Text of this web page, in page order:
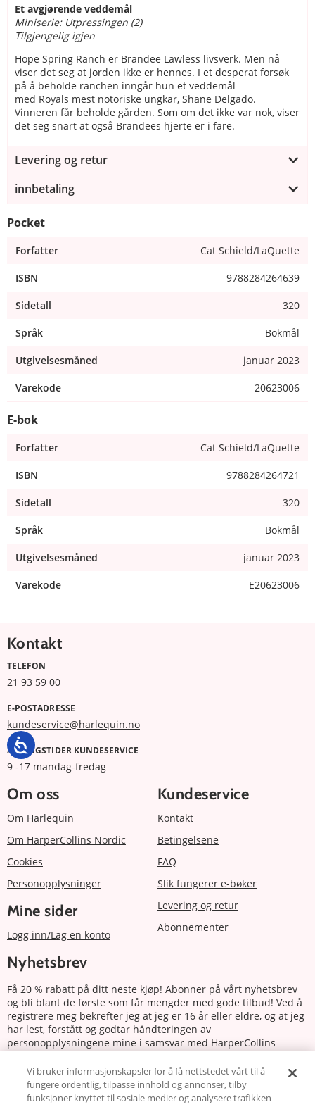
Et avgjørende veddemål
Miniserie: Utpressingen (2)
Tilgjengelig igjen
Hope Spring Ranch er Brandee Lawless livsverk. Men nå
viser det seg at jorden ikke er hennes. I et desperat forsøk
på å beholde ranchen inngår hun et veddemål
med Royals mest notoriske ungkar, Shane Delgado.
Vinneren får beholde gården. Som om det ikke var nok, viser
det seg snart at også Brandees hjerte er i fare.
Levering og retur
innbetaling
Pocket
Forfatter Cat Schield/LaQuette
ISBN 9788284264639
Sidetall 320
Språk Bokmål
Utgivelsesmåned januar 2023
Varekode 20623006
E-bok
Forfatter Cat Schield/LaQuette
ISBN 9788284264721
Sidetall 320
Språk Bokmål
Utgivelsesmåned januar 2023
Varekode E20623006
Kontakt
TELEFON
21 93 59 00
E-POSTADRESSE
kundeservice@harlequin.no
ÅPNINGSTIDER KUNDESERVICE
9 -17 mandag-fredag
Om oss
Om Harlequin
Om HarperCollins Nordic
Cookies
Personopplysninger
Mine sider
Logg inn/Lag en konto
Kundeservice
Kontakt
Betingelsene
FAQ
Slik fungerer e-bøker
Levering og retur
Abonnementer
Nyhetsbrev
Få 20 % rabatt på ditt neste kjøp! Abonner på vårt nyhetsbrev
og bli blant de første som får mengder med gode tilbud! Ved å
registrere meg bekrefter jeg at jeg er 16 år eller eldre, og at jeg
har lest, forstått og godtar håndteringen av
personopplysningene mine i samsvar med HarperCollins
Abonnere
Vi bruker informasjonskapsler for å få nettstedet vårt til å
fungere ordentlig, tilpasse innhold og annonser, tilby
funksjoner knyttet til sosiale medier og analysere trafikken